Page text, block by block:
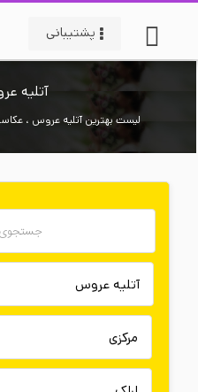
پشتیبانی
آتلیه
لیست بهترین آتلیه عروس ،